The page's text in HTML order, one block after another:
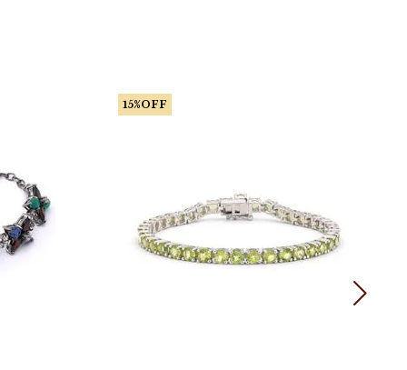
15%OFF